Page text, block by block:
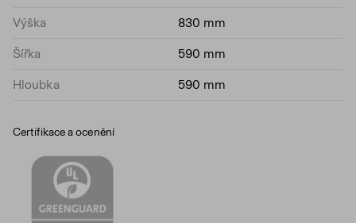
Výška 830 mm
Šířka 590 mm
Hloubka 590 mm
Certifikace a ocenění